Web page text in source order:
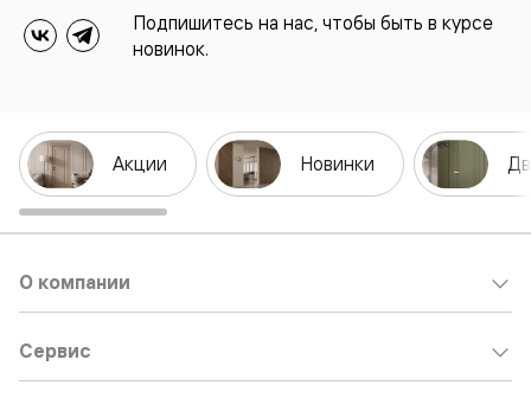
Подпишитесь на нас, чтобы быть в курсе
новинок.
Акции Новинки
О компании
Сервис